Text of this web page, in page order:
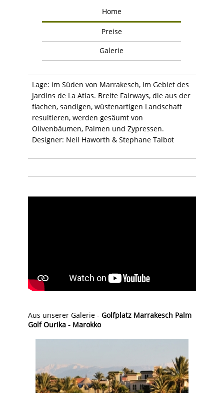
Home
Preise
Galerie
Lage: im Süden von Marrakesch, Im Gebiet des
Jardins de La Atlas. Breite Fairways, die aus der
flachen, sandigen, wüstenartigen Landschaft
resultieren, werden gesäumt von
Olivenbäumen, Palmen und Zypressen.
Designer: Neil Haworth & Stephane Talbot
Aus unserer Galerie - Golfplatz Marrakesch Palm
Golf Ourika - Marokko